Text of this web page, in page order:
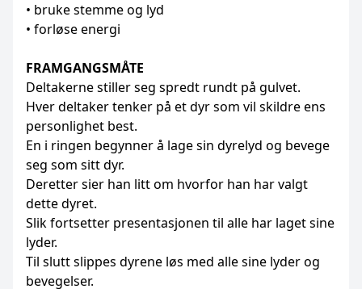
• bruke stemme og lyd
• forløse energi
FRAMGANGSMÅTE
Deltakerne stiller seg spredt rundt på gulvet.
Hver deltaker tenker på et dyr som vil skildre ens
personlighet best.
En i ringen begynner å lage sin dyrelyd og bevege
seg som sitt dyr.
Deretter sier han litt om hvorfor han har valgt
dette dyret.
Slik fortsetter presentasjonen til alle har laget sine
lyder.
Til slutt slippes dyrene løs med alle sine lyder og
bevegelser.